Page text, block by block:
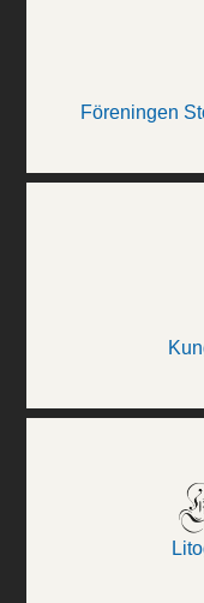
Föreningen